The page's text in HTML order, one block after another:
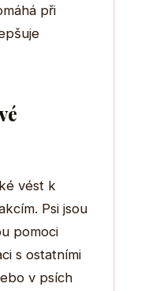
při
vést k
Psi jsou
pomoci
s ostatními
v psích